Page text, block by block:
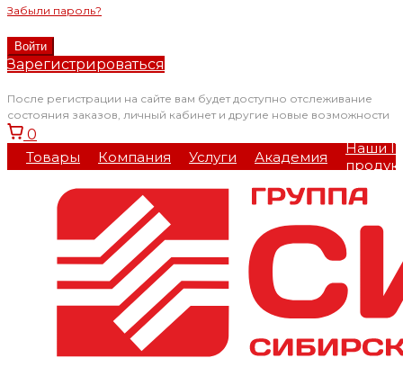
Забыли пароль?
Зарегистрироваться
После регистрации на сайте вам будет доступно отслеживание
состояния заказов, личный кабинет и другие новые возможности
0
Товары
Компания Услуги Академия
Наши